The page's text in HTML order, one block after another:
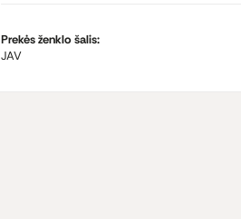
Prekės ženklo šalis:
JAV